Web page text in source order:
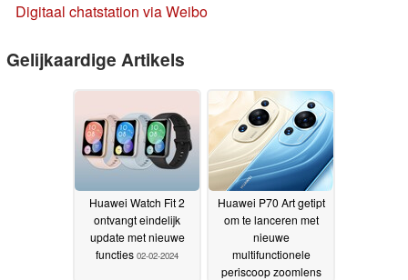
Digitaal chatstation via Weibo
Gelijkaardige Artikels
Huawei Watch Fit 2
ontvangt eindelijk
update met nieuwe
functies 02-02-2024
Huawei P70 Art getipt
om te lanceren met
nieuwe
multifunctionele
periscoop zoomlens